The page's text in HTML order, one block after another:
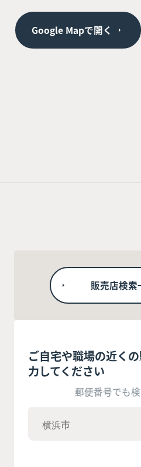
Google Mapで開く
販売店検索
ご自宅や職場の近く
力してください
郵便番号でも